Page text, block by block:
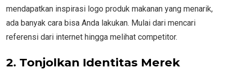
mendapatkan inspirasi logo produk makanan yang menarik,
ada banyak cara bisa Anda lakukan. Mulai dari mencari
referensi dari internet hingga melihat competitor.
2. Tonjolkan Identitas Merek